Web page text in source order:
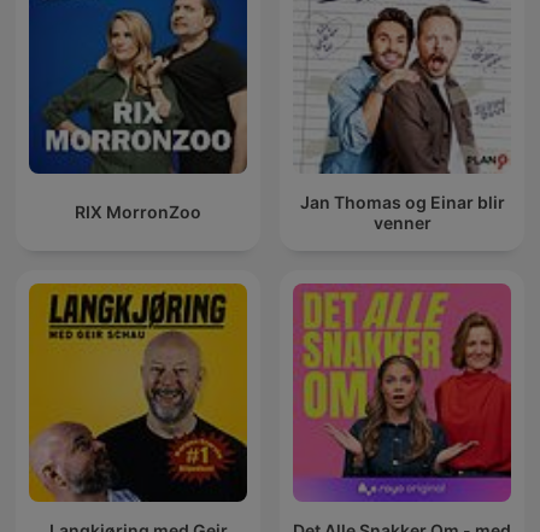
RIX MorronZoo
Jan Thomas og Einar blir
venner